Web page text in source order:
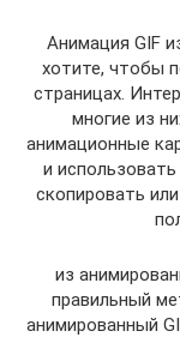
Анимация GIF
хотите, чтобы
страницах.
многие из
анимационные
и
скопировать
из
правильный
анимированный